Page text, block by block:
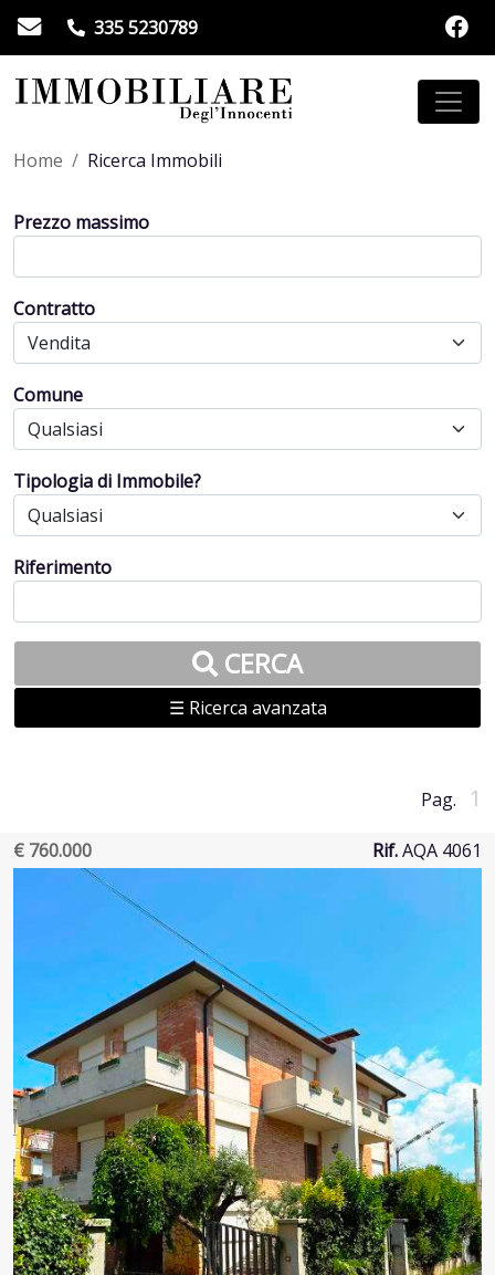
335 5230789
Home Ricerca Immobili
Prezzo massimo
Contratto
Comune
Tipologia di Immobile?
Riferimento
CERCA
☰ Ricerca avanzata
Pag. 1
€ 760.000 Rif.AQA 4061